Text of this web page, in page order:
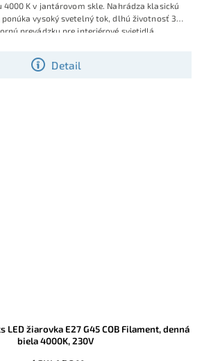
Detail
K v jantárovom skle. Nahrádza klasickú
ponúka vysoký svetelný tok, dlhú životnosť 30
prevádzku pre interiérové svietidlá.
LED žiarovka E27 G45 COB Filament, denná
biela 4000K, 230V